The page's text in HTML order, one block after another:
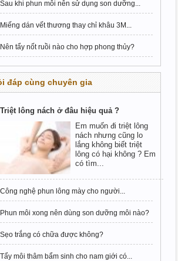
Sau khi phun môi nên sử dụng son dưỡng...
Miếng dán vết thương thay chỉ khâu 3M...
Nên tẩy nốt ruồi nào cho hợp phong thủy?
đáp cùng chuyên gia
Triệt lông nách ở đâu hiệu quả ?
Em muốn đi triệt lông
nách nhưng cũng lo
lắng không biết triệt
lông có hại không ? Em
có tìm...
Công nghệ phun lông mày cho người...
Phun môi xong nên dùng son dưỡng môi nào?
Sẹo trắng có chữa được không?
Tẩy môi thâm bẩm sinh cho nam giới có...